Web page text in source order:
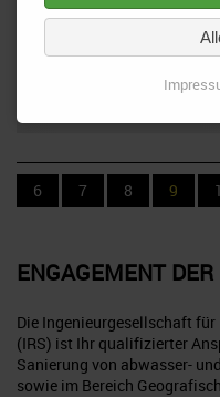
6 7 8 9
ENGAGEMENT DER
Die Ingenieurgesellschaft
(IRS) ist Ihr qualifizierter
Sanierung von abwasser-
sowie im Bereich